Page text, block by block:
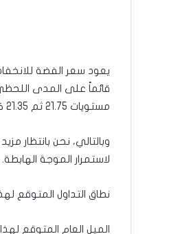
يعود سعر الفضة
مستويات 21.75 ثم 21.35 كأهداف سلبية تالية.
لاستمرار الموجة الهابطة.
نطاق التداول المتوقع لهذا اليوم ما
الميل العام المتوقع